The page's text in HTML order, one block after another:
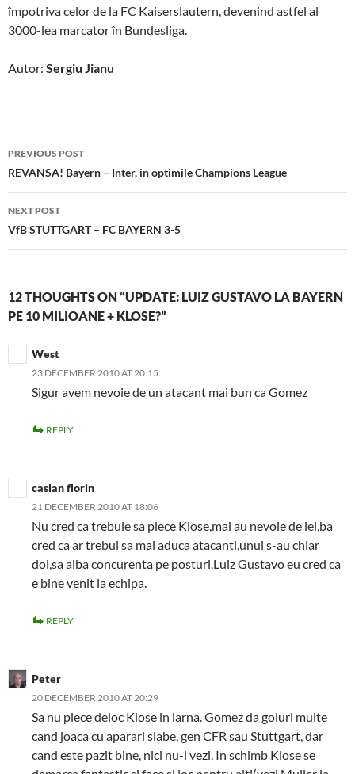
împotriva celor de la FC Kaiserslautern, devenind astfel al
3000-lea marcator în Bundesliga.
Autor: Sergiu Jianu
Post
navigation
PREVIOUS POST
REVANSA! Bayern – Inter, in optimile Champions League
NEXT POST
VfB STUTTGART – FC BAYERN 3-5
12 THOUGHTS ON “UPDATE: LUIZ GUSTAVO LA BAYERN
PE 10 MILIOANE + KLOSE?”
West
23 DECEMBER 2010 AT 20:15
Sigur avem nevoie de un atacant mai bun ca Gomez
REPLY
casian florin
21 DECEMBER 2010 AT 18:06
Nu cred ca trebuie sa plece Klose,mai au nevoie de iel,ba
cred ca ar trebui sa mai aduca atacanti,unul s-au chiar
doi,sa aiba concurenta pe posturi.Luiz Gustavo eu cred ca
e bine venit la echipa.
REPLY
Peter
20 DECEMBER 2010 AT 20:29
Sa nu plece deloc Klose in iarna. Gomez da goluri multe
cand joaca cu aparari slabe, gen CFR sau Stuttgart, dar
cand este pazit bine, nici nu-l vezi. In schimb Klose se